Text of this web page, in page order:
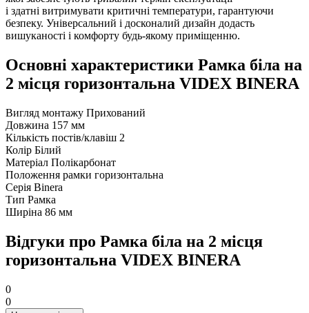
і здатні витримувати критичні температури, гарантуючи
безпеку. Універсальний і досконалий дизайн додасть
вишуканості і комфорту будь-якому приміщенню.
Основні характеристики Рамка біла на
2 місця горизонтальна VIDEX BINERA
Вигляд монтажу Прихований
Довжина 157 мм
Кількість постів/клавіш 2
Колір Білий
Матеріал Полікарбонат
Положення рамки горизонтальна
Серія Binera
Тип Рамка
Ширіна 86 мм
Відгуки про Рамка біла на 2 місця
горизонтальна VIDEX BINERA
0
0